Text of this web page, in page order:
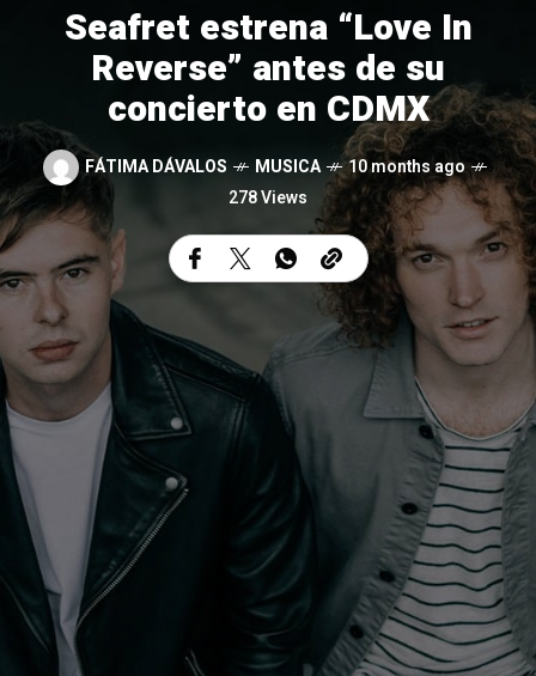
Seafret estrena “Love In
Reverse” antes de su
concierto en CDMX
FÁTIMA DÁVALOS MUSICA
10 months ago
278 Views